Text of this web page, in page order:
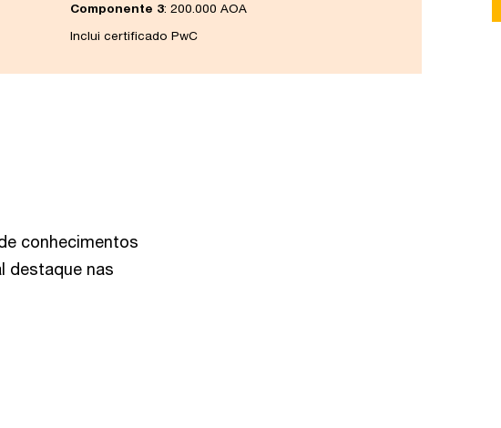
Componente 3: 200.000 AOA
Inclui certificado PwC
conhecimentos
destaque nas